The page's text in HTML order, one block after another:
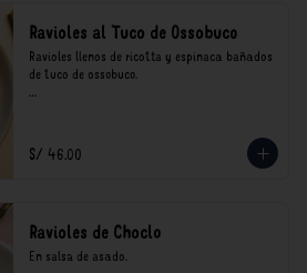
Ravioles al Tuco de Ossobuco
Ravioles llenos de ricotta y espinaca bañados
de tuco de ossobuco.
consumo.
S/ 46.00
Ravioles de Choclo
En salsa de asado.